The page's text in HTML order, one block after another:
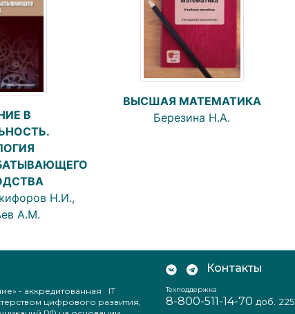
В
Н.И.,
А.М.
ВЫСШАЯ МАТЕМАТИКА
Березина Н.А.
- аккредитованная IT
цифрового развития,
Контакты
Техподдержка
8-800-511-14-70 доб. 225